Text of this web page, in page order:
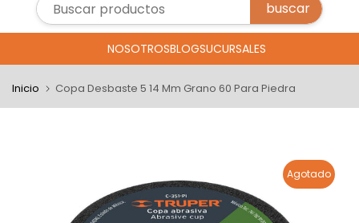
NOSOTROSBLOGSUCURSALES
Inicio Copa Desbaste 5 14 Mm Grano 60 Para Piedra
Agotado